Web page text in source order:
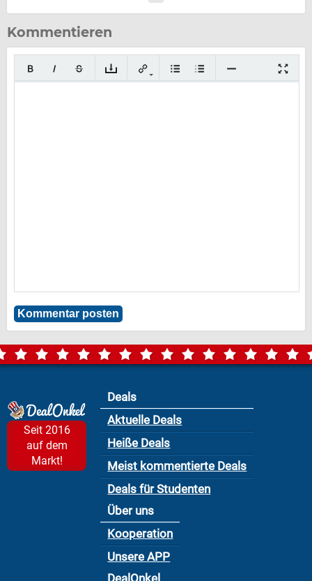
Kommentieren
Seit 2016
auf dem
Markt!
Deals
Aktuelle Deals
Heiße Deals
Meist kommentierte Deals
Deals für Studenten
Über uns
Kooperation
Unsere APP
DealOnkel